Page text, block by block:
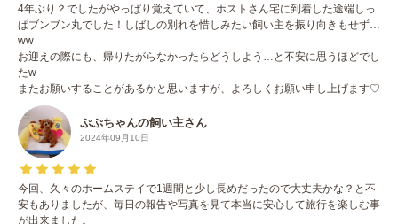
4年ぶり？でしたがやっぱり覚えていて、ホストさん宅に到着した途端しっ
ぱブンブン丸でした！しばしの別れを惜しみたい飼い主を振り向きもせず…
ww
お迎えの際にも、帰りたがらなかったらどうしよう…と不安に思うほどでし
たw
またお願いすることがあるかと思いますが、よろしくお願い申し上げます♡
ぷぷちゃんの飼い主さん
2024年09月10日
今回、久々のホームステイで1週間と少し長めだったので大丈夫かな？と不
安もありましたが、毎日の報告や写真を見て本当に安心して旅行を楽しむ事
が出来ました。